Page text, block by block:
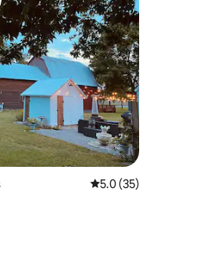
ว
คะแนนเฉลี่ย 5.0 จาก
5.0 (35)